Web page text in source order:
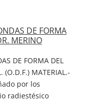
DE FORMA
MERINO
DE FORMA DEL
(O.D.F.) MATERIAL.-
por los
radiestésico